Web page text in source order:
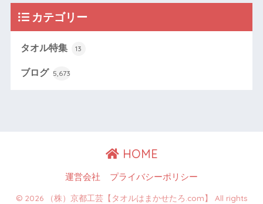
カテゴリー
タオル特集 13
ブログ 5,673
HOME
運営会社 プライバシーポリシー
© 2026 （株）京都工芸【タオルはまかせたろ.com】 All rights